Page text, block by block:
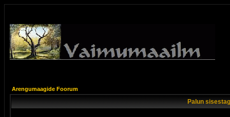
Arengumaagide Foorum
Palun